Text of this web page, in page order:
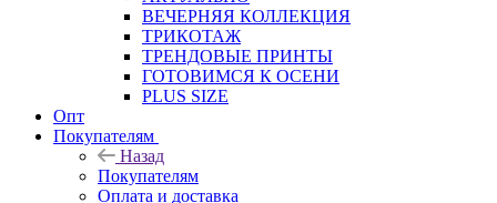
ВЕЧЕРНЯЯ КОЛЛЕКЦИЯ
ТРИКОТАЖ
ТРЕНДОВЫЕ ПРИНТЫ
ГОТОВИМСЯ К ОСЕНИ
PLUS SIZE
Опт
Покупателям
Назад
Покупателям
Оплата и доставка